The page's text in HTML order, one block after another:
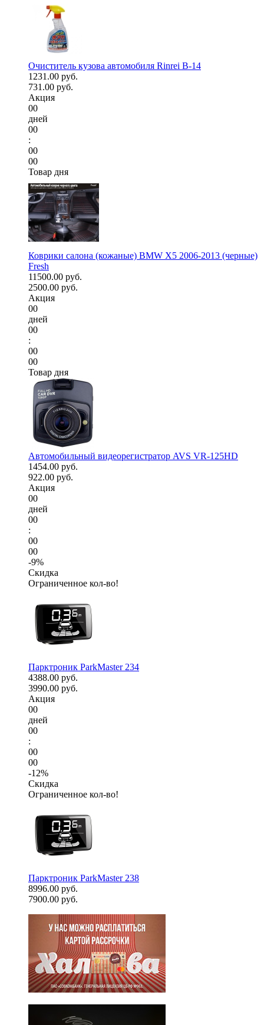
Очиститель кузова автомобиля Rinrei B-14
1231.00 руб.
731.00 руб.
Акция
00
дней
00
:
00
00
Товар дня
Коврики салона (кожаные) BMW X5 2006-2013 (черные)
Fresh
11500.00 руб.
2500.00 руб.
Акция
00
дней
00
:
00
00
Товар дня
Автомобильный видеорегистратор AVS VR-125HD
1454.00 руб.
922.00 руб.
Акция
00
дней
00
:
00
00
-9%
Скидка
Ограниченное кол-во!
Парктроник ParkMaster 234
4388.00 руб.
3990.00 руб.
Акция
00
дней
00
:
00
00
-12%
Скидка
Ограниченное кол-во!
Парктроник ParkMaster 238
8996.00 руб.
7900.00 руб.